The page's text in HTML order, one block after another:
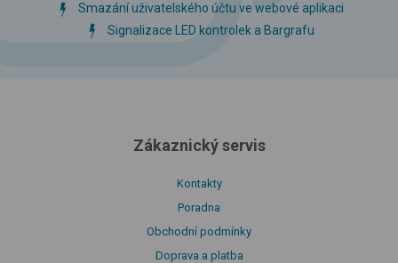
Smazání uživatelského účtu ve webové aplikaci
Signalizace LED kontrolek a Bargrafu
Zákaznický servis
Kontakty
Poradna
Obchodní podmínky
Doprava a platba